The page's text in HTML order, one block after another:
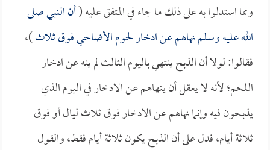
ومما استدلوا به على ذلك ما جاء في المتفق عليه (أن النبي صلى
الله عليه وسلم نهاهم عن ادخار لحوم الأضاحي فوق ثلاث)،
فقالوا: لولا أن الذبح ينتهي باليوم الثالث لم ينه عن ادخار
اللحم؛ لأنه لا يعقل أن ينهاهم عن الادخار في اليوم الذي
يذبحون فيه وإنما نهاهم عن الادخار فوق ثلاث ليال أو فوق
ثلاثة أيام، فدل على أن الذبح يكون ثلاثة أيام فقط، والقول